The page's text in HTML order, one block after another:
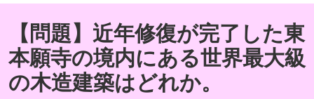
【問題】近年修復が完了した東
本願寺の境内にある世界最大級
の木造建築はどれか。